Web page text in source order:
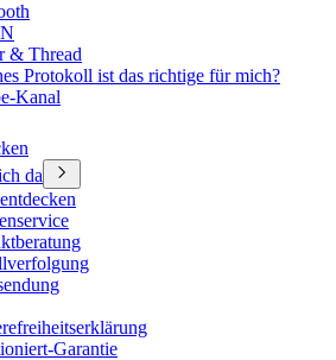
& Thread
Protokoll ist das richtige für mich?
Kanal
da
Garantie